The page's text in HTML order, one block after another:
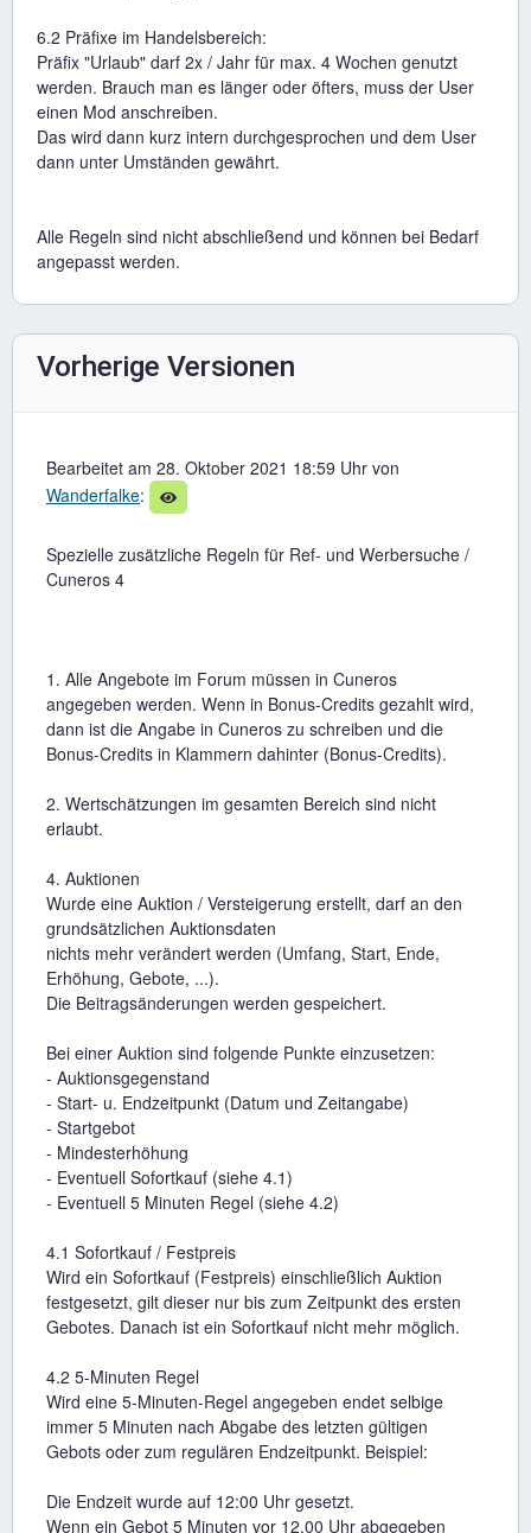
6.2 Präfixe im Handelsbereich:
Präfix "Urlaub" darf 2x / Jahr für max. 4 Wochen genutzt
werden. Brauch man es länger oder öfters, muss der User
einen Mod anschreiben.
Das wird dann kurz intern durchgesprochen und dem User
dann unter Umständen gewährt.
Alle Regeln sind nicht abschließend und können bei Bedarf
angepasst werden.
Vorherige Versionen
Bearbeitet am 28. Oktober 2021 18:59 Uhr von
Wanderfalke:
Spezielle zusätzliche Regeln für Ref- und Werbersuche /
Cuneros 4
1. Alle Angebote im Forum müssen in Cuneros
angegeben werden. Wenn in Bonus-Credits gezahlt wird,
dann ist die Angabe in Cuneros zu schreiben und die
Bonus-Credits in Klammern dahinter (Bonus-Credits).
2. Wertschätzungen im gesamten Bereich sind nicht
erlaubt.
4. Auktionen
Wurde eine Auktion / Versteigerung erstellt, darf an den
grundsätzlichen Auktionsdaten
nichts mehr verändert werden (Umfang, Start, Ende,
Erhöhung, Gebote, ...).
Die Beitragsänderungen werden gespeichert.
Bei einer Auktion sind folgende Punkte einzusetzen:
- Auktionsgegenstand
- Start- u. Endzeitpunkt (Datum und Zeitangabe)
- Startgebot
- Mindesterhöhung
- Eventuell Sofortkauf (siehe 4.1)
- Eventuell 5 Minuten Regel (siehe 4.2)
4.1 Sofortkauf / Festpreis
Wird ein Sofortkauf (Festpreis) einschließlich Auktion
festgesetzt, gilt dieser nur bis zum Zeitpunkt des ersten
Gebotes. Danach ist ein Sofortkauf nicht mehr möglich.
4.2 5-Minuten Regel
Wird eine 5-Minuten-Regel angegeben endet selbige
immer 5 Minuten nach Abgabe des letzten gültigen
Gebots oder zum regulären Endzeitpunkt. Beispiel:
Die Endzeit wurde auf 12:00 Uhr gesetzt.
Wenn ein Gebot 5 Minuten vor 12.00 Uhr abgegeben